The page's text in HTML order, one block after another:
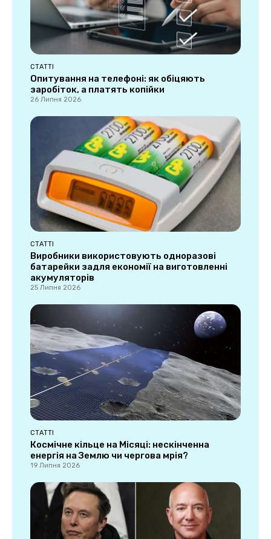
СТАТТІ
Опитування на телефоні: як обіцяють
заробіток, а платять копійки
26 Липня 2026
СТАТТІ
Виробники використовують одноразові
батарейки задля економії на виготовленні
акумуляторів
25 Липня 2026
СТАТТІ
Космічне кільце на Місяці: нескінченна
енергія на Землю чи чергова мрія?
19 Липня 2026